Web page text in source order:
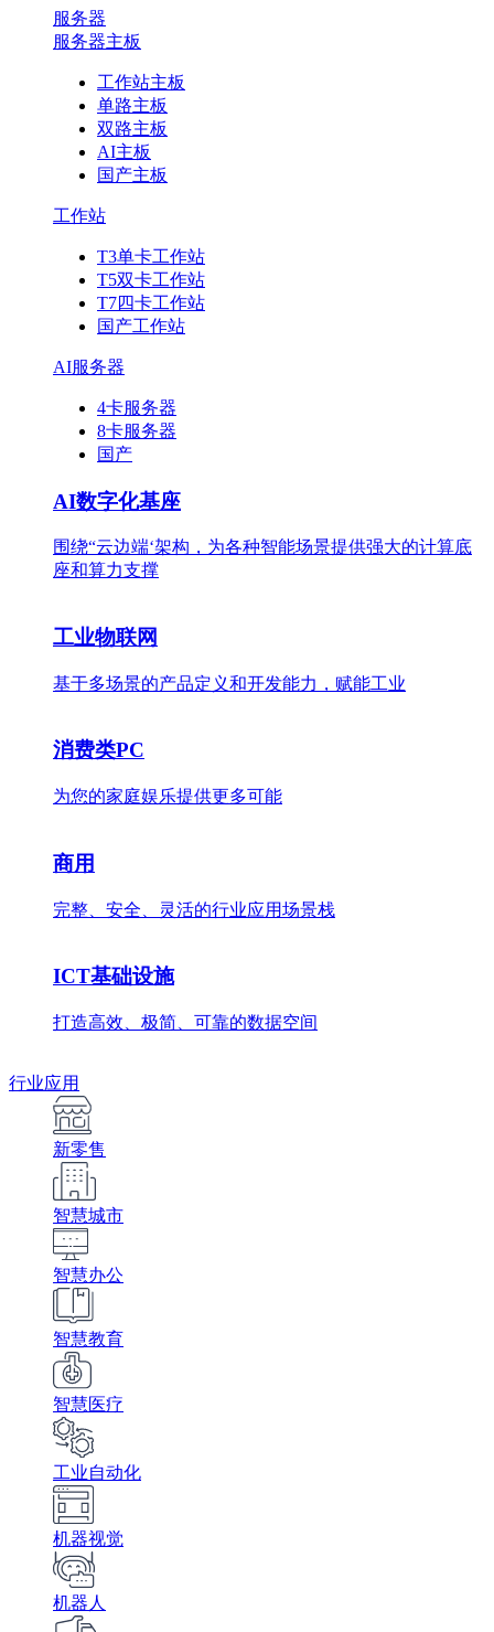
服务器
服务器主板
工作站主板
单路主板
双路主板
AI主板
国产主板
工作站
T3单卡工作站
T5双卡工作站
T7四卡工作站
国产工作站
AI服务器
4卡服务器
8卡服务器
国产
AI数字化基座
围绕“云边端‘架构，为各种智能场景提供强大的计算底
座和算力支撑
工业物联网
基于多场景的产品定义和开发能力，赋能工业
消费类PC
为您的家庭娱乐提供更多可能
商用
完整、安全、灵活的行业应用场景栈
ICT基础设施
打造高效、极简、可靠的数据空间
行业应用
新零售
智慧城市
智慧办公
智慧教育
智慧医疗
工业自动化
机器视觉
机器人